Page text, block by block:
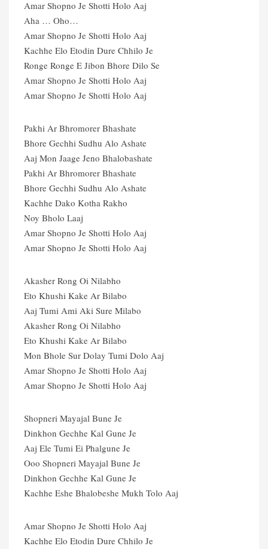
Amar Shopno Je Shotti Holo Aaj
Aha … Oho…
Amar Shopno Je Shotti Holo Aaj
Kachhe Elo Etodin Dure Chhilo Je
Ronge Ronge E Jibon Bhore Dilo Se
Amar Shopno Je Shotti Holo Aaj
Amar Shopno Je Shotti Holo Aaj
Pakhi Ar Bhromorer Bhashate
Bhore Gechhi Sudhu Alo Ashate
Aaj Mon Jaage Jeno Bhalobashate
Pakhi Ar Bhromorer Bhashate
Bhore Gechhi Sudhu Alo Ashate
Kachhe Dako Kotha Rakho
Noy Bholo Laaj
Amar Shopno Je Shotti Holo Aaj
Amar Shopno Je Shotti Holo Aaj
Akasher Rong Oi Nilabho
Eto Khushi Kake Ar Bilabo
Aaj Tumi Ami Aki Sure Milabo
Akasher Rong Oi Nilabho
Eto Khushi Kake Ar Bilabo
Mon Bhole Sur Dolay Tumi Dolo Aaj
Amar Shopno Je Shotti Holo Aaj
Amar Shopno Je Shotti Holo Aaj
Shopneri Mayajal Bune Je
Dinkhon Gechhe Kal Gune Je
Aaj Ele Tumi Ei Phalgune Je
Ooo Shopneri Mayajal Bune Je
Dinkhon Gechhe Kal Gune Je
Kachhe Eshe Bhalobeshe Mukh Tolo Aaj
Amar Shopno Je Shotti Holo Aaj
Kachhe Elo Etodin Dure Chhilo Je